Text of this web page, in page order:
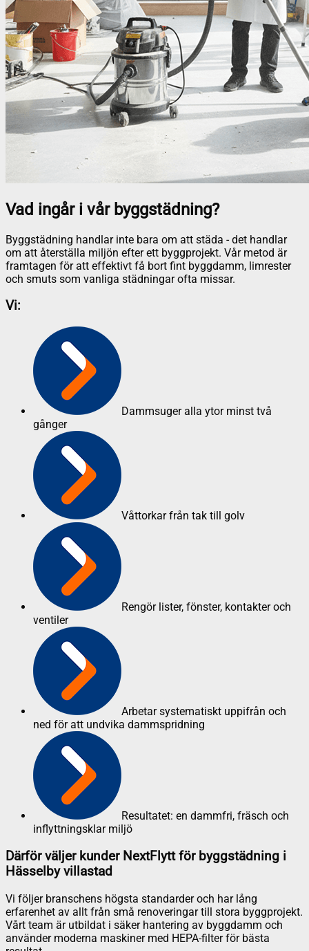
Vad ingår i vår byggstädning?
Byggstädning handlar inte bara om att städa - det handlar
om att återställa miljön efter ett byggprojekt. Vår metod är
framtagen för att effektivt få bort fint byggdamm, limrester
och smuts som vanliga städningar ofta missar.
Vi:
Dammsuger alla ytor minst två
gånger
Våttorkar från tak till golv
Rengör lister, fönster, kontakter och
ventiler
Arbetar systematiskt uppifrån och
ned för att undvika dammspridning
Resultatet: en dammfri, fräsch och
inflyttningsklar miljö
Därför väljer kunder NextFlytt för byggstädning i
Hässelby villastad
Vi följer branschens högsta standarder och har lång
erfarenhet av allt från små renoveringar till stora byggprojekt.
Vårt team är utbildat i säker hantering av byggdamm och
använder moderna maskiner med HEPA-filter för bästa